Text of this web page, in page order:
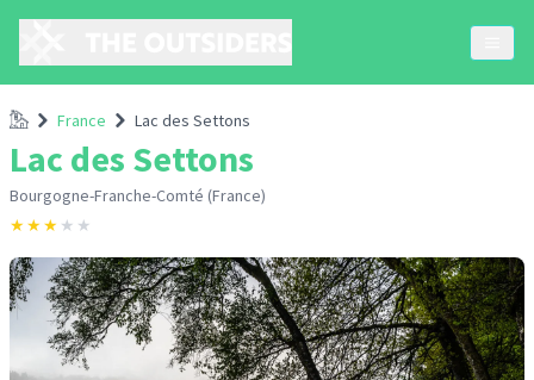
Accueil
France Lac des Settons
Lac des Settons
Bourgogne-Franche-Comté (France)
★★★ ★ ★